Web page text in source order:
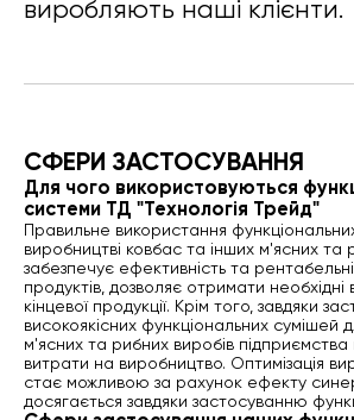
виробляють наші клієнти.
СФЕРИ ЗАСТОСУВАННЯ
Для чого використовуються
системи ТД "Технологія Трейд"
Правильне використання
виробництві ковбас та інших м'ясних та
забезпечує ефективність та
продуктів, дозволяє отримати необхідні
кінцевої продукції. Крім того, завдяки
високоякісних функціональних сумішей
м'ясних та рибних виробів підприємства
витрати на виробництво. Оптимізація
стає можливою за рахунок ефекту
досягається завдяки застосуванню